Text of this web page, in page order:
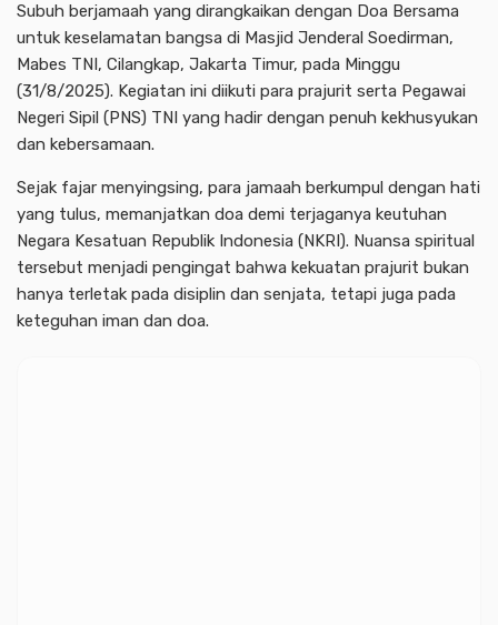
Subuh berjamaah yang dirangkaikan dengan Doa Bersama
untuk keselamatan bangsa di Masjid Jenderal Soedirman,
Mabes TNI, Cilangkap, Jakarta Timur, pada Minggu
(31/8/2025). Kegiatan ini diikuti para prajurit serta Pegawai
Negeri Sipil (PNS) TNI yang hadir dengan penuh kekhusyukan
dan kebersamaan.
Sejak fajar menyingsing, para jamaah berkumpul dengan hati
yang tulus, memanjatkan doa demi terjaganya keutuhan
Negara Kesatuan Republik Indonesia (NKRI). Nuansa spiritual
tersebut menjadi pengingat bahwa kekuatan prajurit bukan
hanya terletak pada disiplin dan senjata, tetapi juga pada
keteguhan iman dan doa.